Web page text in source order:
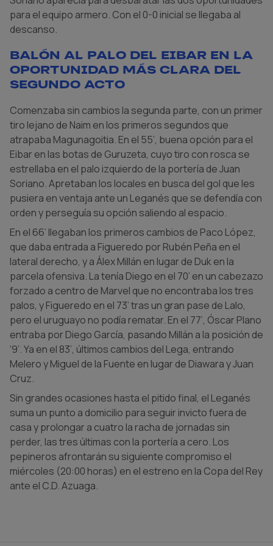
para el equipo armero. Con el 0-0 inicial se llegaba al
descanso.
Balón al palo del Eibar en la
oportunidad más clara del
segundo acto
Comenzaba sin cambios la segunda parte, con un primer
tiro lejano de Naim en los primeros segundos que
atrapaba Magunagoitia. En el 55’, buena opción para el
Eibar en las botas de Guruzeta, cuyo tiro con rosca se
estrellaba en el palo izquierdo de la portería de Juan
Soriano. Apretaban los locales en busca del gol que les
pusiera en ventaja ante un Leganés que se defendía con
orden y perseguía su opción saliendo al espacio.
En el 66’ llegaban los primeros cambios de Paco López,
que daba entrada a Figueredo por Rubén Peña en el
lateral derecho, y a Álex Millán en lugar de Duk en la
parcela ofensiva. La tenía Diego en el 70’ en un cabezazo
forzado a centro de Marvel que no encontraba los tres
palos, y Figueredo en el 73’ tras un gran pase de Lalo,
pero el uruguayo no podía rematar. En el 77’, Óscar Plano
entraba por Diego García, pasando Millán a la posición de
‘9’. Ya en el 83’, últimos cambios del Lega, entrando
Melero y Miguel de la Fuente en lugar de Diawara y Juan
Cruz.
Sin grandes ocasiones hasta el pitido final, el Leganés
suma un punto a domicilio para seguir invicto fuera de
casa y prolongar a cuatro la racha de jornadas sin
perder, las tres últimas con la portería a cero. Los
pepineros afrontarán su siguiente compromiso el
miércoles (20:00 horas) en el estreno en la Copa del Rey
ante el C.D. Azuaga.